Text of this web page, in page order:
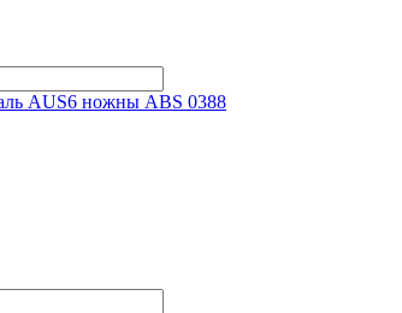
AUS6 ножны ABS 0388